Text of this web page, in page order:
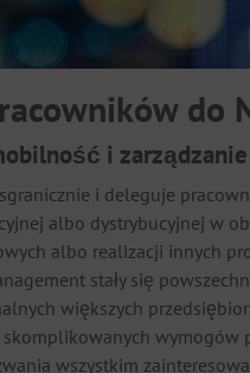
do
i
i deleguje
albo dystrybucyjnej w
albo realizacji innych
stały się
większych
wymogów
wszystkim